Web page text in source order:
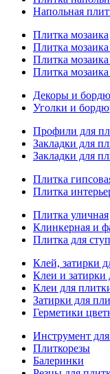
Напольная
Плитка мозаика
Плитка мозаика
Плитка
Плитка
Декоры и
Уголки и
Профили для
Закладки для
Закладки для
Плитка
Плитка
Плитка уличная
Клинкерная и
Плитка для
Клей, затирки
Клеи и затирки
Клеи для
Затирки для
Герметики
Инструмент
Плиткорезы
Балеринки